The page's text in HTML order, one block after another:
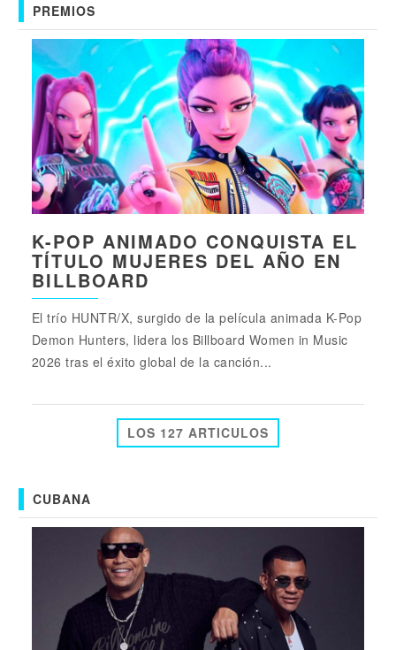
PREMIOS
K-POP ANIMADO CONQUISTA EL
TÍTULO MUJERES DEL AÑO EN
BILLBOARD
El trío HUNTR/X, surgido de la película animada K-Pop
Demon Hunters, lidera los Billboard Women in Music
2026 tras el éxito global de la canción...
LOS 127 ARTICULOS
CUBANA